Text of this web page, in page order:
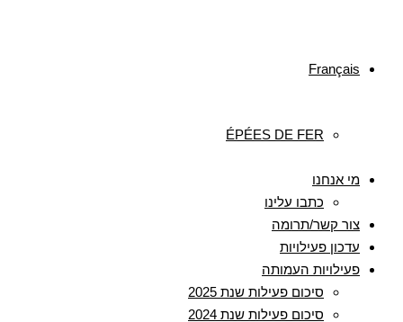
Français
ÉPÉES DE FER
מי אנחנו
כתבו עלינו
צור קשר/תרומה
עדכון פעילויות
פעילויות העמותה
סיכום פעילות שנת 2025
סיכום פעילות שנת 2024